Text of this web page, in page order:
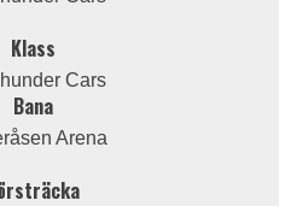
Klass
Cars
Bana
Arena